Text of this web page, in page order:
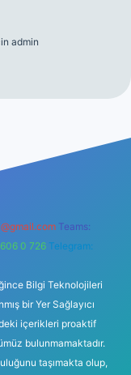
admin
Teams:
0 726 Telegram:
Bilgi Teknolojileri
bir Yer Sağlayıcı
içerikleri proaktif
bulunmamaktadır.
taşımakta olup,